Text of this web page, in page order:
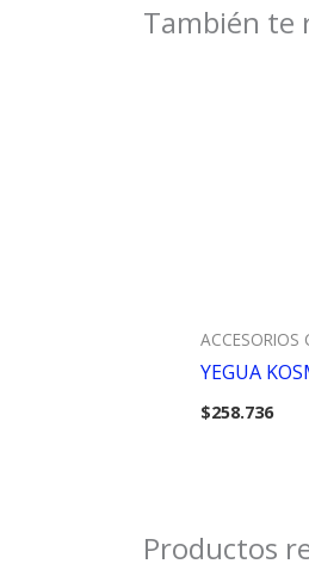
También te
ACCESORIOS
YEGUA
$258.736
Productos